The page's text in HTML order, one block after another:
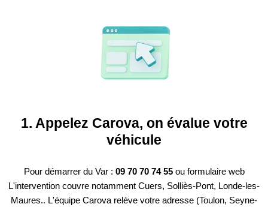
1. Appelez Carova, on évalue votre
véhicule
Pour démarrer du Var : 09 70 70 74 55ou formulaire web
L'intervention couvre notamment Cuers, Solliès-Pont, Londe-les-
Maures.. L'équipe Carova relève votre adresse (Toulon, Seyne-